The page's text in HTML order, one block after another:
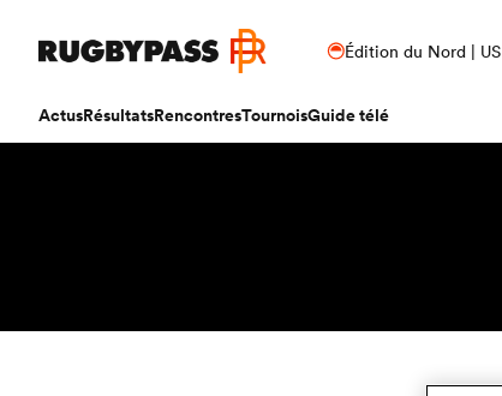
Édition du Nord | US
ActusRésultatsRencontresTournoisGuide télé